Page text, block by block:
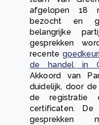
afgelopen 18
bezocht en
belangrijke
gesprekken
recente
de handel in
Akkoord van
duidelijk, door
de registratie
certificaten. De
gesprekken